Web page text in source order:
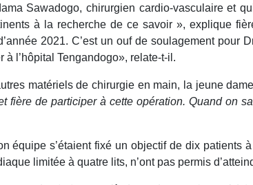
Sawadogo, chirurgien cardio-vasculaire et
à la recherche de ce savoir », explique
2021. C’est un ouf de soulagement pour
l’hôpital Tengandogo», relate-t-il.
matériels de chirurgie en main, la jeune
fière de participer à cette opération. Quand on
s’étaient fixé un objectif de dix patients à
limitée à quatre lits, n’ont pas permis